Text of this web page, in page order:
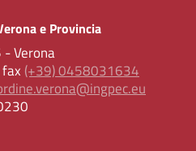
e Provincia
Verona
(+39) 0458031634